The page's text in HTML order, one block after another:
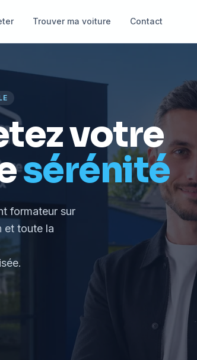
Trouver ma voiture Contact
votre
sérénité
formateur sur
et toute la